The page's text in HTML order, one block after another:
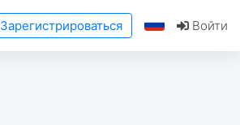
Зарегистрироваться Войти